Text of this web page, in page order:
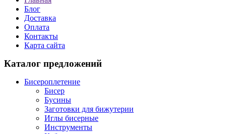
Блог
Доставка
Оплата
Контакты
Карта сайта
Каталог предложений
Бисероплетение
Бисер
Бусины
Заготовки для бижутерии
Иглы бисерные
Инструменты